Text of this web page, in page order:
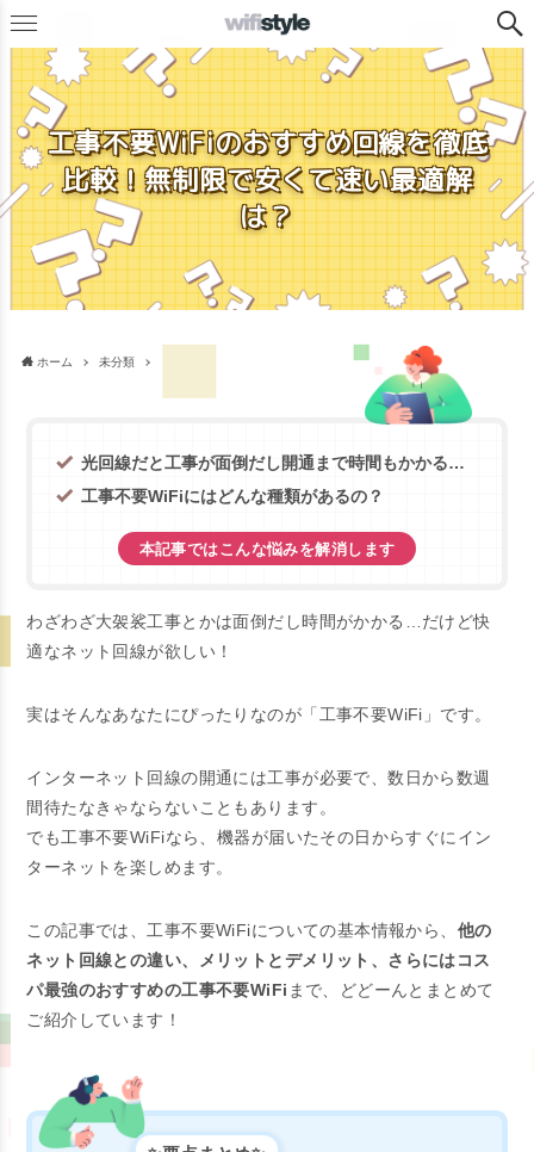
工事不要WiFiのおすすめ回線を徹底
比較！無制限で安くて速い最適解
は？
ホーム 未分類
光回線だと工事が面倒だし開通まで時間もかかる…
工事不要WiFiにはどんな種類があるの？
本記事ではこんな悩みを解消します
わざわざ大袈裟工事とかは面倒だし時間がかかる…だけど快
適なネット回線が欲しい！
実はそんなあなたにぴったりなのが「工事不要WiFi」です。
インターネット回線の開通には工事が必要で、数日から数週
間待たなきゃならないこともあります。
でも工事不要WiFiなら、機器が届いたその日からすぐにイン
ターネットを楽しめます。
この記事では、工事不要WiFiについての基本情報から、 他の
ネット回線との違い、メリットとデメリット、さらにはコス
パ最強のおすすめの工事不要WiFi まで、どどーんとまとめて
ご紹介しています！